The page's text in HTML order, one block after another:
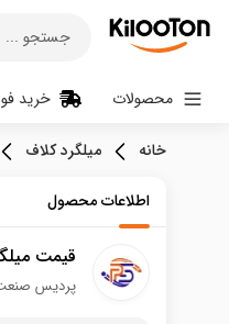
محصولات خرید
جستجو ...
خانه میلگرد کلاف
اطلاعات محصول
قیمت میلگرد
پردیس